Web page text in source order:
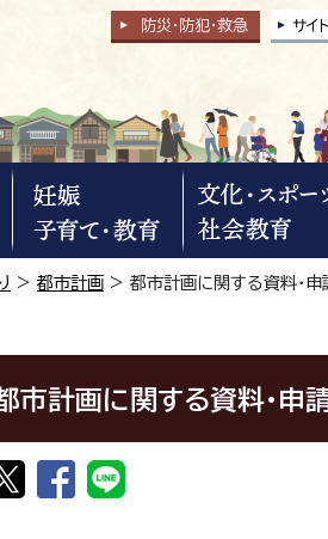
防災・防犯・救急 サイ
> 都市計画 > 都市計画に関する資料・申
市計画に関する資料・申